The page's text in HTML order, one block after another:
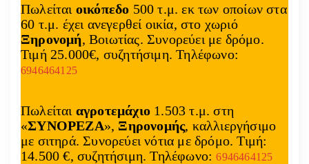
Πωλείται οικόπεδο 500 τ.μ. εκ των οποίων στα
60 τ.μ. έχει ανεγερθεί οικία, στο χωριό
Ξηρονομή, Βοιωτίας. Συνορεύει με δρόμο.
Τιμή 25.000€, συζητήσιμη. Τηλέφωνο:
6946464125
Πωλείται αγροτεμάχιο 1.503 τ.μ. στη
«ΣΥΝΟΡΕΖΑ», Ξηρονομής, καλλιεργήσιμο
με σιτηρά. Συνορεύει νότια με δρόμο. Τιμή:
14.500 €, συζητήσιμη. Τηλέφωνο:6946464125